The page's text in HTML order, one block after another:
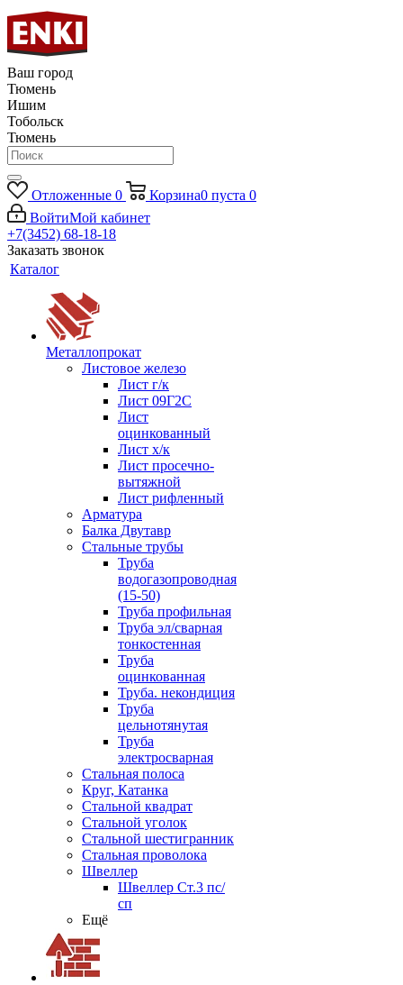
Ваш город
Тюмень
Ишим
Тобольск
Тюмень
Отложенные 0 Корзина0 пуста 0
ВойтиМой кабинет
+7(3452) 68-18-18
Заказать звонок
Каталог
Металлопрокат
Листовое железо
Лист г/к
Лист 09Г2С
Лист
оцинкованный
Лист х/к
Лист просечно-
вытяжной
Лист рифленный
Арматура
Балка Двутавр
Стальные трубы
Труба
водогазопроводная
(15-50)
Труба профильная
Труба эл/сварная
тонкостенная
Труба
оцинкованная
Труба. некондиция
Труба
цельнотянутая
Труба
электросварная
Стальная полоса
Круг, Катанка
Стальной квадрат
Стальной уголок
Стальной шестигранник
Стальная проволока
Швеллер
Швеллер Ст.3 пс/
сп
Ещё